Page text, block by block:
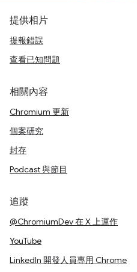
提供相片
提報錯誤
查看已知問題
相關內容
Chromium 更新
個案研究
封存
Podcast 與節目
追蹤
@ChromiumDev 在 X 上運作
YouTube
LinkedIn 開發人員專用 Chrome